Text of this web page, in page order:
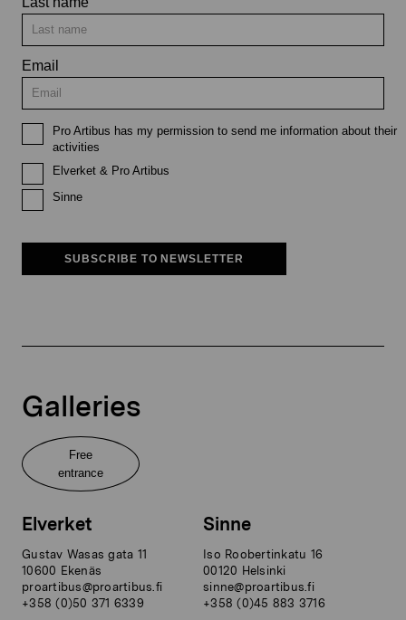
Email
Pro Artibus has my permission to send me information about their
activities
Elverket & Pro Artibus
Sinne
SUBSCRIBE TO NEWSLETTER
Galleries
Free
entrance
Elverket
Gustav Wasas gata 11
10600 Ekenäs
proartibus@proartibus.fi
+358 (0)50 371 6339
Sinne
Iso Roobertinkatu 16
00120 Helsinki
sinne@proartibus.fi
+358 (0)45 883 3716